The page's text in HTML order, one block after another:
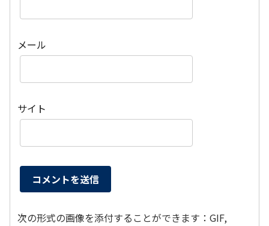
メール
サイト
次の形式の画像を添付することができます：GIF,